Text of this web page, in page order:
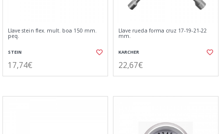
Llave stein flex. mult. boa 150 mm.
peq.
STEIN
17,74€
Llave rueda forma cruz 17-19-21-22
mm.
KARCHER
22,67€